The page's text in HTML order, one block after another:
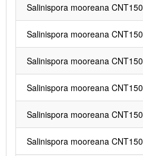
Salinispora mooreana CNT150
Salinispora mooreana CNT150
Salinispora mooreana CNT150
Salinispora mooreana CNT150
Salinispora mooreana CNT150
Salinispora mooreana CNT150